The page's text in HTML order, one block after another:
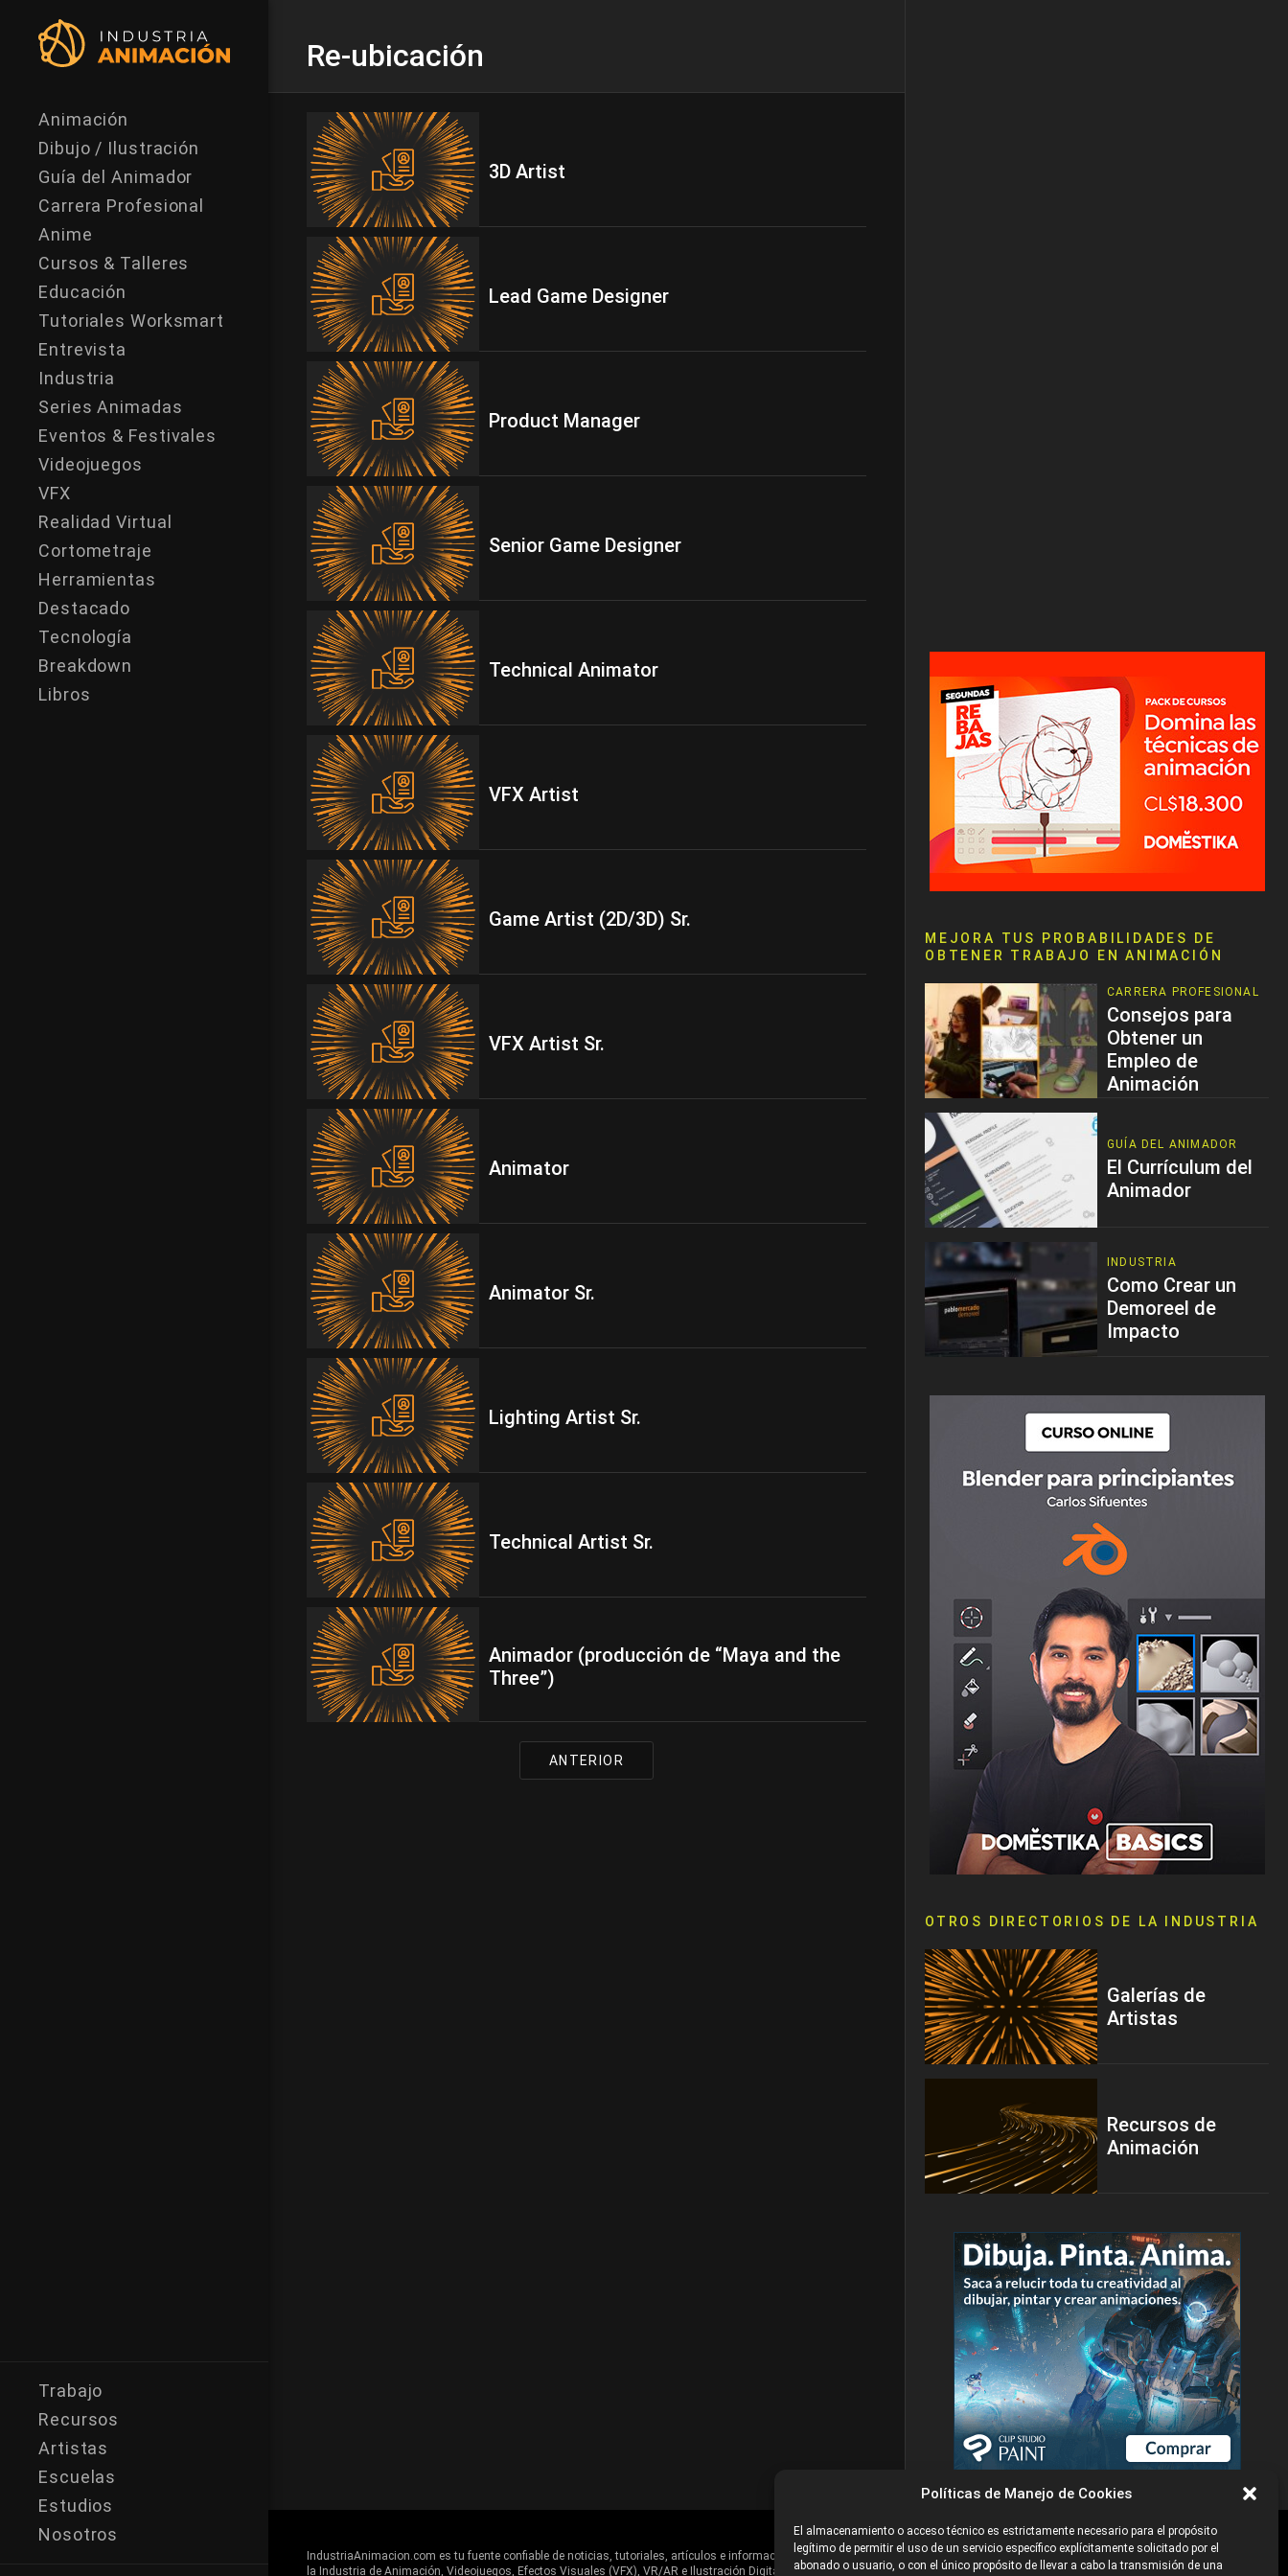
Políticas de Manejo de Cookies
El almacenamiento o acceso técnico es estrictamente necesario para el propósito
legítimo de permitir el uso de un servicio específico explícitamente solicitado por el
abonado o usuario, o con el único propósito de llevar a cabo la transmisión de una
Animación
Dibujo / Ilustración
Guía del Animador
Carrera Profesional
Anime
Cursos & Talleres
Educación
Tutoriales Worksmart
Entrevista
Industria
Series Animadas
Eventos & Festivales
Videojuegos
VFX
Realidad Virtual
Cortometraje
Herramientas
Destacado
Tecnología
Breakdown
Libros
Trabajo
Recursos
Artistas
Escuelas
Estudios
Nosotros
Re-ubicación
3D Artist
Lead Game Designer
Product Manager
Senior Game Designer
Technical Animator
VFX Artist
Game Artist (2D/3D) Sr.
VFX Artist Sr.
Animator
Animator Sr.
Lighting Artist Sr.
Technical Artist Sr.
Animador (producción de “Maya and the
Three”)
ANTERIOR
MEJORA TUS PROBABILIDADES DE
OBTENER TRABAJO EN ANIMACIÓN
CARRERA PROFESIONAL
Consejos para
Obtener un
Empleo de
Animación
GUÍA DEL ANIMADOR
El Currículum del
Animador
INDUSTRIA
Como Crear un
Demoreel de
Impacto
OTROS DIRECTORIOS DE LA INDUSTRIA
Galerías de
Artistas
Recursos de
Animación
IndustriaAnimacion.com es tu fuente confiable de noticias, tutoriales, artículos e información en general de
la Industria de Animación, Videojuegos, Efectos Visuales (VFX), VR/AR e Ilustración Digital.
©2026 Industria Networks